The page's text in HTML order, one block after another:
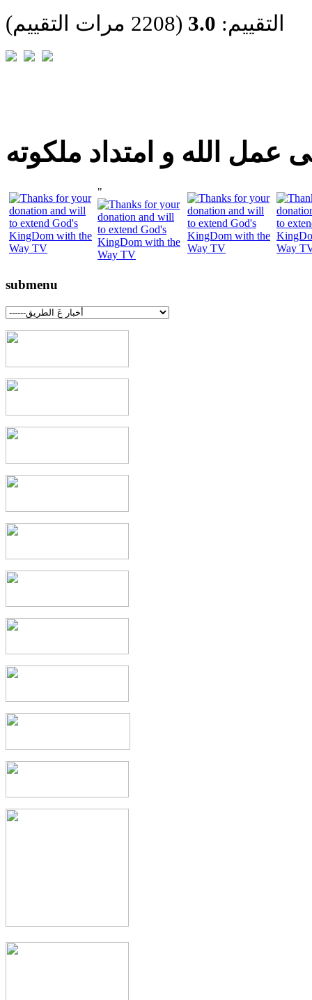
التقييم: 3.0 (2208 مرات التقييم)
عمل الله و امتداد ملكوته
"
submenu